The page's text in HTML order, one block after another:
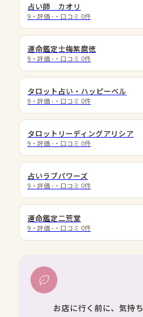
占い師 カオリ
9 ・評価 - ・口コミ 0件
運命鑑定士梅紫麿徳
9 ・評価 - ・口コミ 0件
タロット占い・ハッピーベル
9 ・評価 - ・口コミ 0件
タロットリーディングアリシア
9 ・評価 - ・口コミ 0件
占いラブパワーズ
9 ・評価 - ・口コミ 0件
運命鑑定二荒堂
9 ・評価 - ・口コミ 0件
お店に行く前に、気持